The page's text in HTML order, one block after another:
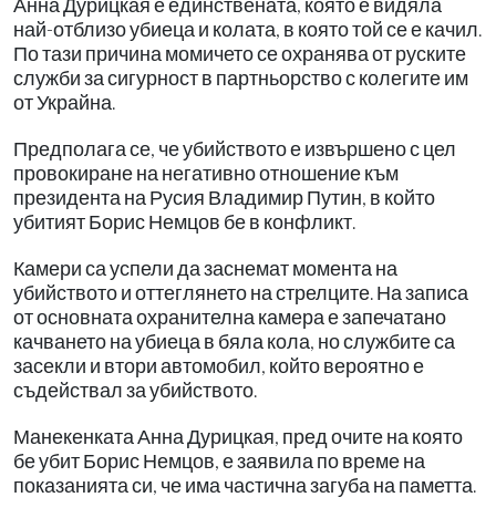
най-отблизо убиеца и колата, в която той се е качил.
По тази причина момичето се охранява от руските
служби за сигурност в партньорство с колегите им
от Украйна.
Предполага се, че убийството е извършено с цел
провокиране на негативно отношение към
президента на Русия Владимир Путин, в който
убитият Борис Немцов бе в конфликт.
Камери са успели да заснемат момента на
убийството и оттеглянето на стрелците. На записа
от основната охранителна камера е запечатано
качването на убиеца в бяла кола, но службите са
засекли и втори автомобил, който вероятно е
съдействал за убийството.
Манекенката Анна Дурицкая, пред очите на която
бе убит Борис Немцов, е заявила по време на
показанията си, че има частична загуба на паметта.